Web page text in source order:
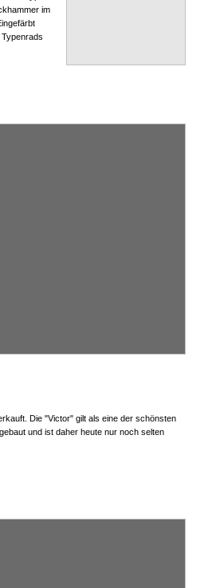
im
Die "Victor" gilt als eine der schönsten
und ist daher heute nur noch selten